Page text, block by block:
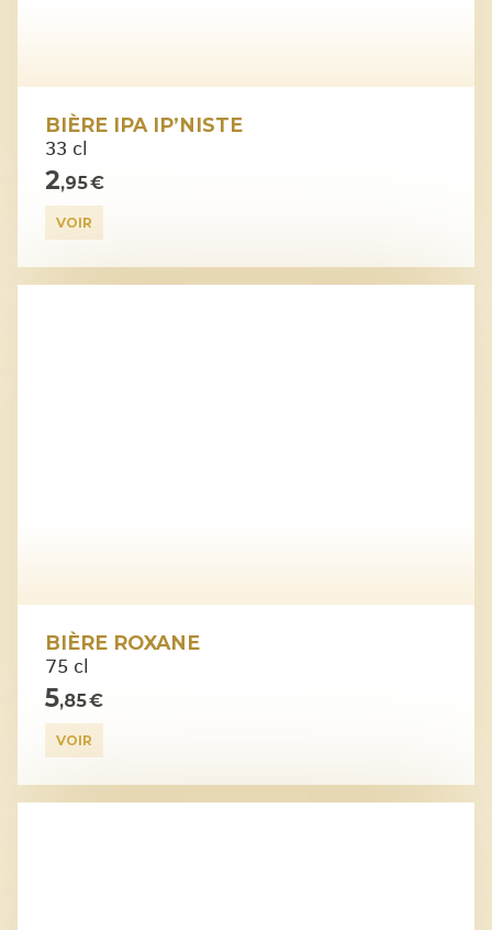
BIÈRE IPA IP’NISTE
33 cl
2,95 €
VOIR
BIÈRE ROXANE
75 cl
5,85 €
VOIR